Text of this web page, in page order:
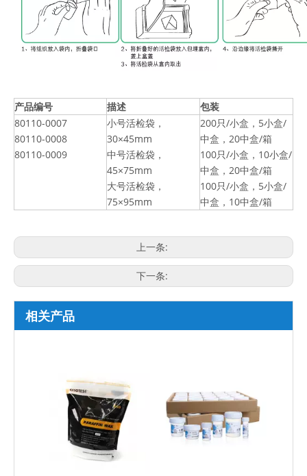
产品编号 描述
包装
80110-0007
80110-0008
80110-0009
小号活检袋，
30×45mm
中号活检袋，
45×75mm
大号活检袋，
75×95mm
200只/小盒，5小盒/
中盒，20中盒/箱
100只/小盒，10小盒/
中盒，20中盒/箱
100只/小盒，5小盒/
中盒，10中盒/箱
上一条:
下一条:
相关产品